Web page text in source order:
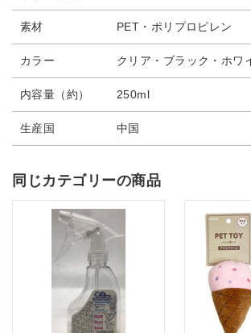
素材 PET・ポリプロピレン
カラー クリア・ブラック・ホ
内容量（約） 250ml
生産国 中国
同じカテゴリーの商品